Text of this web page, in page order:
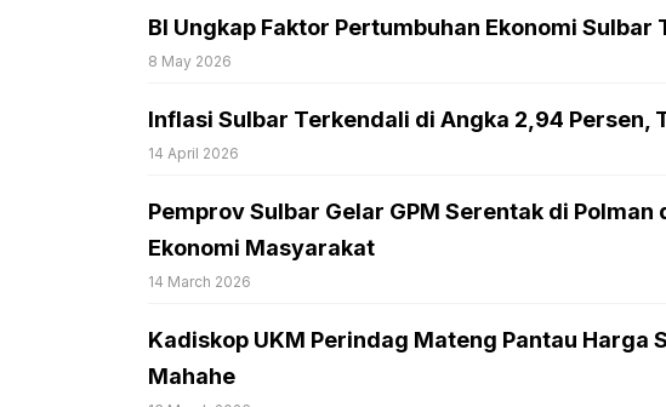
BI Ungkap Faktor Pertumbuhan Ekonomi
8 May 2026
Inflasi Sulbar Terkendali di Angka 2,94 Persen,
14 April 2026
Pemprov Sulbar Gelar GPM Serentak di Polman
Ekonomi Masyarakat
14 March 2026
Kadiskop UKM Perindag Mateng Pantau Harga
Mahahe